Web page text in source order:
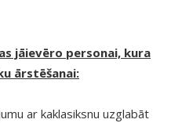
jāievēro personai, kura
ārstēšanai:
ar kaklasiksnu uzglabāt